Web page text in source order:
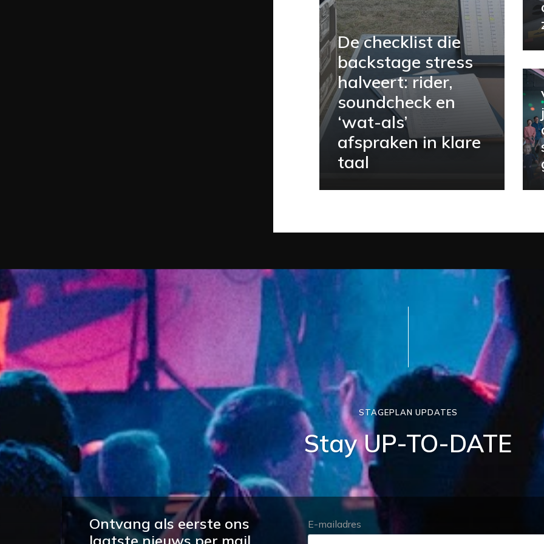
De checklist die
backstage stress
halveert: rider,
soundcheck en
‘wat-als’
afspraken in klare
taal
STAGEPLAN UPDATES
Stay UP-TO-DATE
Ontvang als eerste ons
E-mailadres